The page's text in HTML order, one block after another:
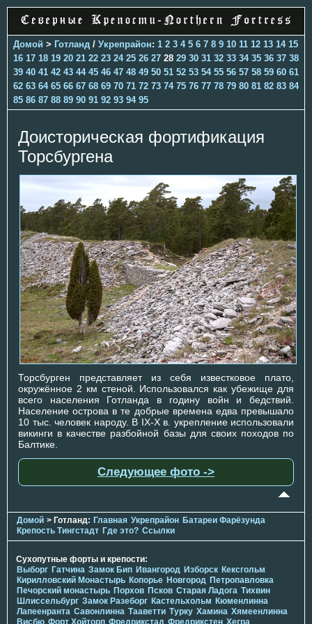
Домой > Готланд / Укрепрайон: 1 2 3 4 5 6 7 8 9 10 11 12 13 14 15
16 17 18 19 20 21 22 23 24 25 26 27 28 29 30 31 32 33 34 35 36 37 38
39 40 41 42 43 44 45 46 47 48 49 50 51 52 53 54 55 56 57 58 59 60 61
62 63 64 65 66 67 68 69 70 71 72 73 74 75 76 77 78 79 80 81 82 83 84
85 86 87 88 89 90 91 92 93 94 95
Доисторическая фортификация
Торсбургена
Торсбурген представляет из себя известковое плато,
окружённое 2 км стеной. Использовался как убежище для
всего населения Готланда в годину войн и бедствий.
Население острова в те добрые времена едва превышало
10 тыс. человек народу. В IX-X в. укрепление использовали
викинги в качестве разбойной базы для своих походов по
Балтике.
Следующее фото ->
Домой > Готланд: Главная Укрепрайон Батареи Фарёзунда
Крепость Тингстадт Где это? Ссылки
Сухопутные форты и крепости:
Выборг Гатчина Замок Бип Ивангород Изборск Кексгольм
Кирилловский Монастырь Копорье Новгород Петропавловка
Печорcкий монастырь Порхов Псков Старая Ладога Тихвин
Шлиссельбург Замок Разеборг Кастельхольм Кюменлинна
Лапеенранта Савонлинна Тааветти Турку Хамина Хямеенлинна
Висбю Форт Хойторп Фредрикстад Фредрикстен Хегра